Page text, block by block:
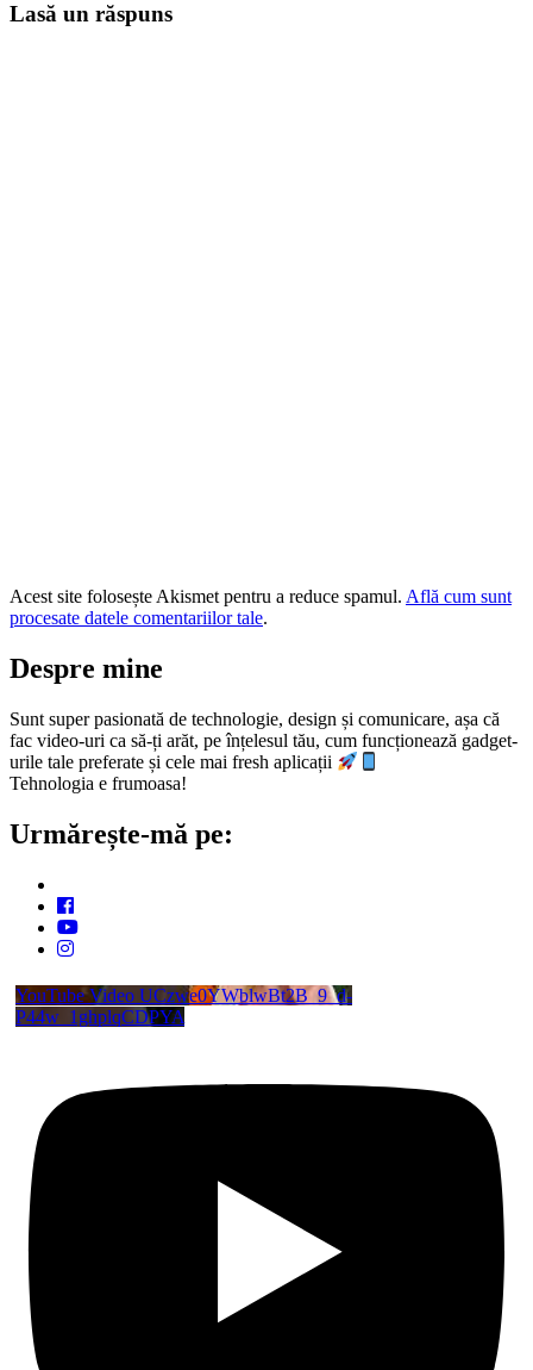
Lasă un răspuns
Acest site folosește Akismet pentru a reduce spamul. Află cum sunt
procesate datele comentariilor tale.
Despre mine
Sunt super pasionată de technologie, design și comunicare, așa că
fac video-uri ca să-ți arăt, pe înțelesul tău, cum funcționează gadget-
urile tale preferate și cele mai fresh aplicații
Tehnologia e frumoasa!
Urmărește-mă pe:
YouTube Video UCzwe0YWblwBt2B_9_d-
P44w_1ghplqCDPYA